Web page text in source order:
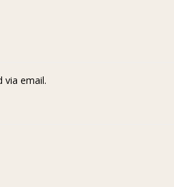
via email.